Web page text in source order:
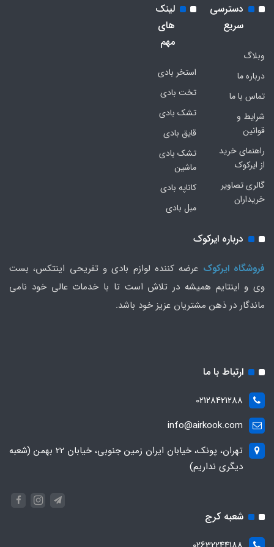
دسترسی
سریع
وبلاگ
درباره ما
تماس با ما
شرایط و
قوانین
راهنمای خرید
از ایرکوک
گالری تصاویر
خریداران
لینک
های
مهم
استخر بادی
تخت بادی
تشک بادی
قایق بادی
تشک بادی
ماشین
کاناپه بادی
مبل بادی
درباره ایرکوک
فروشگاه ایرکوک عرضه کننده لوازم بادی و تفریحی اینتکس، بست
وی و اینتایم همیشه در تلاش است تا با خدمات عالی خود نامی
ماندگار در ذهن مشتریان عزیز خود باشد.
ارتباط با ما
02128421288
info@airkook.com
تهران، پونک، خیابان ایران زمین جنوبی، خیابان 22 بهمن (شعبه
دیگری نداریم)
شعبه کرج